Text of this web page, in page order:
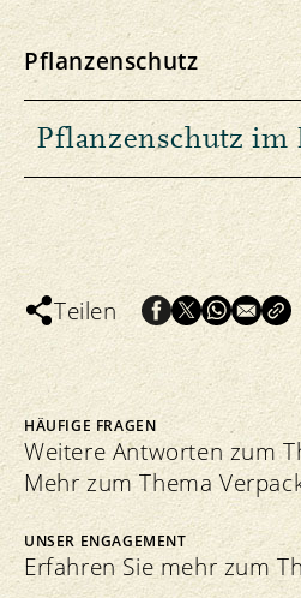
Pflanzenschutz
Pflanzenschutz im
Teilen
HÄUFIGE FRAGEN
Weitere Antworten zum
Mehr zum Thema
UNSER ENGAGEMENT
Erfahren Sie mehr zum